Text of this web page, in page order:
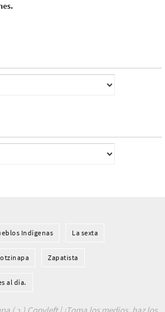
Indí­genas La sexta
Zapatista
al día.